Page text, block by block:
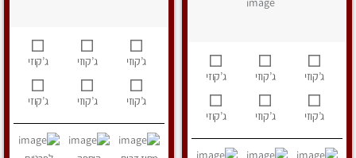
ג’קוזי ג’קוזי ג’קוזי
ג’קוזי ג’קוזי ג’קוזי
ג’קוזי ג’קוזי ג’קוזי
ג’קוזי ג’קוזי ג’קוזי